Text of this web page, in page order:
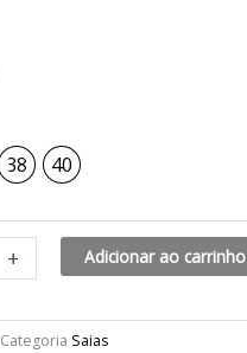
38 40
+ Adicionar ao carrinho
Categoria Saias